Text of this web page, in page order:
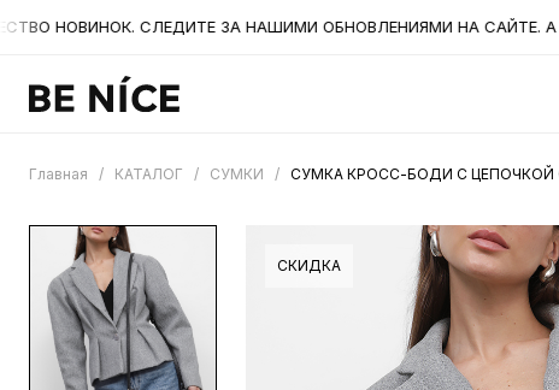
НОВИНОК. СЛЕДИТЕ ЗА НАШИМИ ОБНОВЛЕНИЯМИ НА САЙТЕ. А
Главная / КАТАЛОГ / СУМКИ / СУМКА КРОСС-БОДИ С ЦЕПОЧКОЙ
СКИДКА